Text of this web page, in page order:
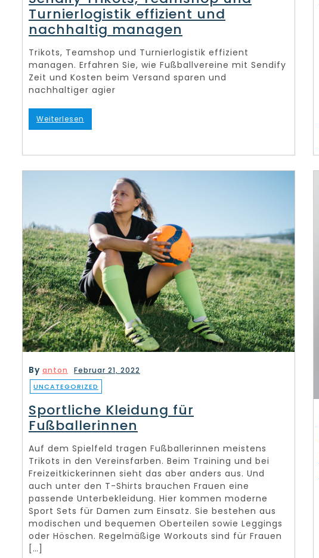
Turnierlogistik effizient und
nachhaltig managen
Trikots, Teamshop und Turnierlogistik effizient
managen. Erfahren Sie, wie Fußballvereine mit Sendify
Zeit und Kosten beim Versand sparen und
nachhaltiger agier
Weiterlesen
By anton Februar 21, 2022
UNCATEGORIZED
Sportliche Kleidung für
Fußballerinnen
Auf dem Spielfeld tragen Fußballerinnen meistens
Trikots in den Vereinsfarben. Beim Training und bei
Freizeitkickerinnen sieht das aber anders aus. Und
auch unter den T-Shirts brauchen Frauen eine
passende Unterbekleidung. Hier kommen moderne
Sport Sets für Damen zum Einsatz. Sie bestehen aus
modischen und bequemen Oberteilen sowie Leggings
oder Höschen. Regelmäßige Workouts sind für Frauen
[…]